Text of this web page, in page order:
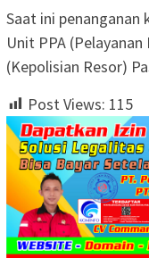
Saat ini
Unit PPA
(Kepolisian Resor)
Post Views: 115